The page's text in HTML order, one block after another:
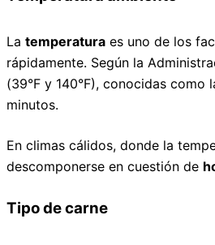
La temperatura es uno de los
rápidamente. Según la
(39°F y 140°F), conocidas
minutos.
En climas cálidos, donde la
descomponerse en cuestión de
Tipo de carne